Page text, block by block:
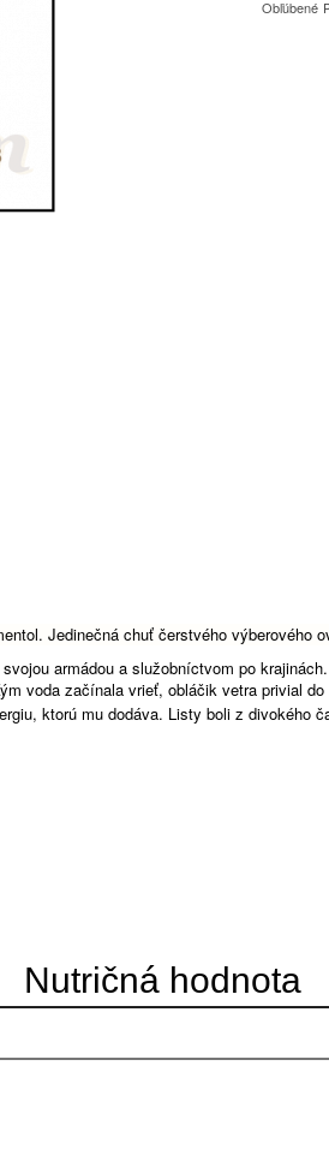
Obľúbené
Jedinečná chuť čerstvého výberového
armádou a služobníctvom po krajinách.
voda začínala vrieť, obláčik vetra privial
ktorú mu dodáva. Listy boli z divokého
Nutričná hodnota